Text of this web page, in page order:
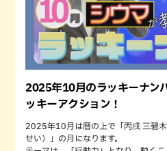
2025年10月のラッキーナン
ッキーアクション！
2025年10月は暦の上で「丙戌 三碧
せい）」の月になります。